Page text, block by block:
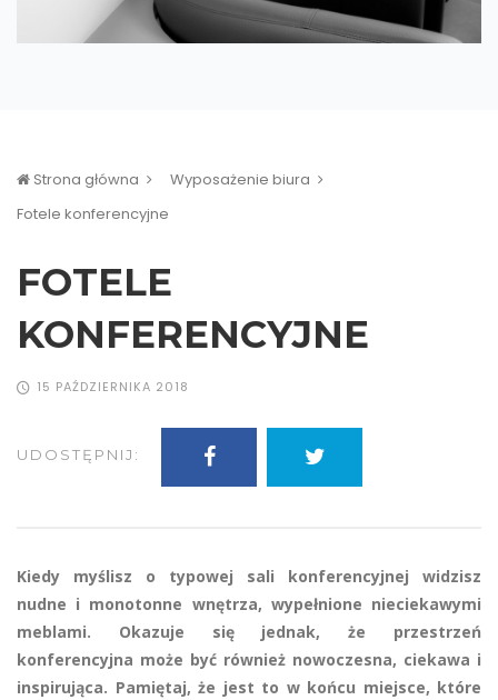
Strona główna
Wyposażenie biura
Fotele konferencyjne
FOTELE
KONFERENCYJNE
15 PAŹDZIERNIKA 2018
UDOSTĘPNIJ:
Kiedy myślisz o typowej sali konferencyjnej widzisz
nudne i monotonne wnętrza, wypełnione nieciekawymi
meblami. Okazuje się jednak, że przestrzeń
konferencyjna może być również nowoczesna, ciekawa i
inspirująca. Pamiętaj, że jest to w końcu miejsce, które